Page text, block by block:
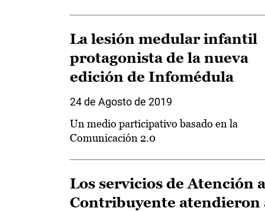
La lesión medular infantil
protagonista de la nueva
edición de Infomédula
24 de Agosto de 2019
Un medio participativo basado en la
Comunicación 2.0
Los servicios de Atención
Contribuyente atendieron